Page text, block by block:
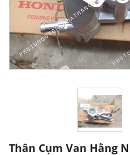
Thân Cụm Van Hằng